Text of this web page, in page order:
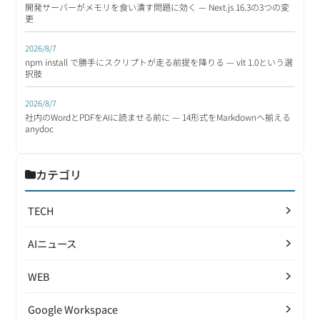
開発サーバーがメモリを食い潰す問題に効く — Next.js 16.3の3つの変
更
2026/8/7
npm install で勝手にスクリプトが走る前提を降りる — vlt 1.0という選
択肢
2026/8/7
社内のWordとPDFをAIに読ませる前に — 14形式をMarkdownへ揃える
anydoc
カテゴリ
TECH
AIニュース
WEB
Google Workspace